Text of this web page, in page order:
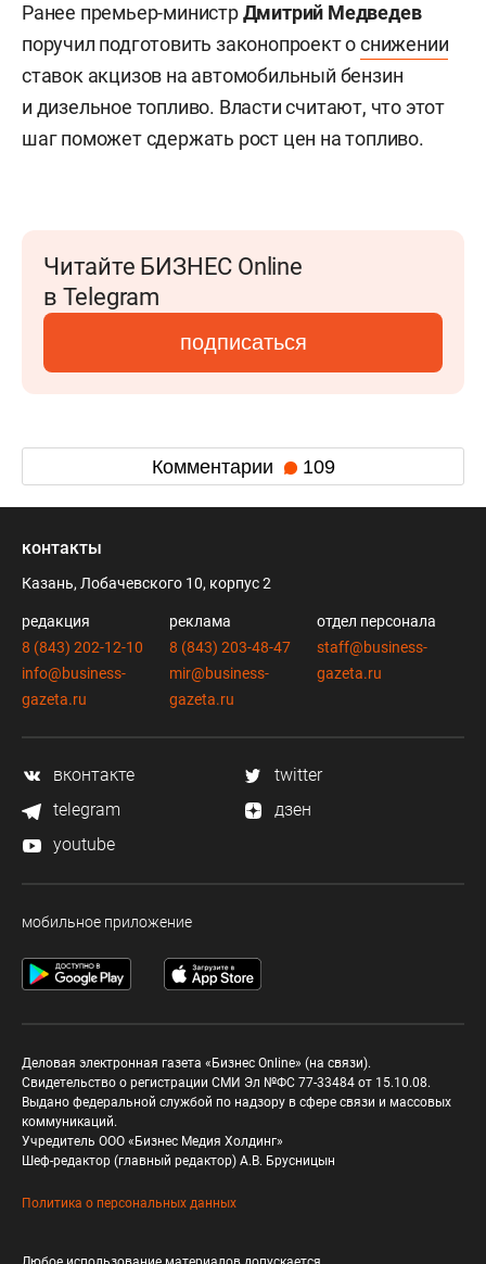
Ранее премьер-министрДмитрий Медведев
поручил подготовить законопроект оснижении
ставок акцизов на автомобильный бензин
и дизельное топливо. Власти считают, что этот
шаг поможет сдержать рост цен на топливо.
Читайте БИЗНЕС Online
в Telegram
подписаться
Комментарии 109
контакты
Казань, Лобачевского 10, корпус 2
редакция
8 (843) 202-12-10
info@business-
gazeta.ru
реклама
8 (843) 203-48-47
mir@business-
gazeta.ru
отдел персонала
staff@business-
gazeta.ru
вконтакте
twitter
telegram
дзен
youtube
мобильное приложение
Деловая электронная газета «Бизнес Online» (на связи).
Свидетельство о регистрации СМИ Эл №ФС 77-33484 от 15.10.08.
Выдано федеральной службой по надзору в сфере связи и массовых
коммуникаций.
Учредитель ООО «Бизнес Медия Холдинг»
Шеф-редактор (главный редактор) А.В. Брусницын
Политика о персональных данных